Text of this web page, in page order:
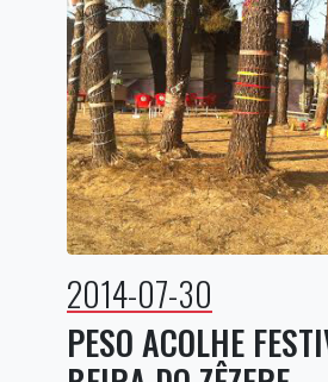
2014-07-30
PESO ACOLHE